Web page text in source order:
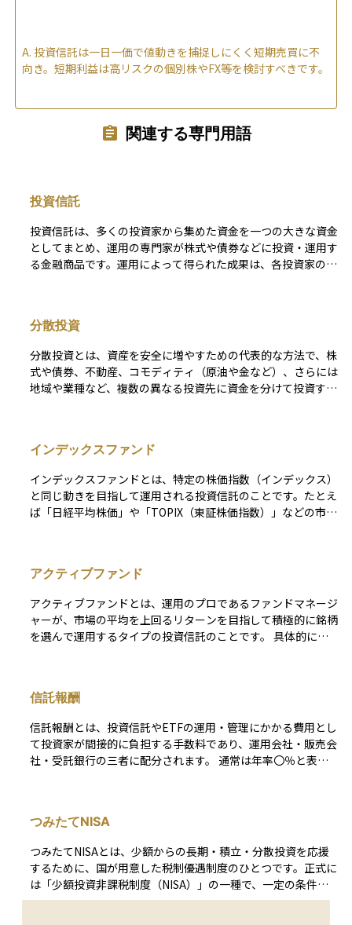
A. 投資信託は一日一価で値動きを捕捉しにくく短期売買に不
向き。短期利益は高リスクの個別株やFX等を検討すべきです。
関連する専門用語
投資信託
投資信託は、多くの投資家から集めた資金を一つの大きな資金
としてまとめ、運用の専門家が株式や債券などに投資・運用す
る金融商品です。運用によって得られた成果は、各投資家の投
数料などのコストが発生することにも注意が必要です。また、
投資信託ごとに運用方針やリスクの水準が異なり、運用の専門
家がその方針に基づいて投資先を選定し、資金を運用していき
ます。
分散投資
分散投資とは、資産を安全に増やすための代表的な方法で、株
式や債券、不動産、コモディティ（原油や金など）、さらには
地域や業種など、複数の異なる投資先に資金を分けて投資する
カ所に集中させるよりも値動きの影響が分散されるため、長期
的にはより安定したリターンが期待できます。 ただし、あら
ゆるリスクが消えるわけではなく、世界全体の経済状況が悪化
すれば同時に下落するケースもあるため、投資を行う際は目標
や投資期間、リスク許容度を考慮したうえで、計画的に実行す
インデックスファンド
インデックスファンドとは、特定の株価指数（インデックス）
と同じ動きを目指して運用される投資信託のことです。たとえ
ば「日経平均株価」や「TOPIX（東証株価指数）」などの市場
め、手数料が比較的安いことも魅力の一つです。投資初心者に
とっては、安定した長期運用の第一歩として選びやすいファン
ドの一つです。
アクティブファンド
アクティブファンドとは、運用のプロであるファンドマネージ
ャーが、市場の平均を上回るリターンを目指して積極的に銘柄
を選んで運用するタイプの投資信託のことです。 具体的に
資信託でも市場平均への連動を目指す「パッシブファンド」よ
り運用コスト（信託報酬など）が高めになる傾向があります。
しかし、その分大きなリターンを狙える可能性もある点が魅力
です。 ただし、アクティブファンドだからといって必ずしも
市場平均を上回るとは限らないことに注意が必要です。投資判
の方は、ファンドマネージャーの運用実績やファンドの方針、
許容度に合った商品を選ぶことが大切です。購入前に「過去の
運用成績」や「運用レポート」を確認し、アクティブファンド
の特徴を理解してから投資を始めましょう。
信託報酬
信託報酬とは、投資信託やETFの運用・管理にかかる費用とし
て投資家が間接的に負担する手数料であり、運用会社・販売会
社・受託銀行の三者に配分されます。 通常は年率〇％と表示
ナスでも信託報酬は必ず差し引かれ、長期にわたる複利効果を
目減りさせる“見えないコスト”として意識されます。 販売時
に一度だけ負担する販売手数料や、法定監査報酬などと異な
り、信託報酬は保有期間中ずっと発生するランニングコストで
す。 実際には運用会社が3〜6割、販売会社が3〜5割、受託銀
つみたてNISA
つみたてNISAとは、少額からの長期・積立・分散投資を応援
するために、国が用意した税制優遇制度のひとつです。正式に
は「少額投資非課税制度（NISA）」の一種で、一定の条件を
満たした投資信託やETFに積立投資をすることで、その運用益